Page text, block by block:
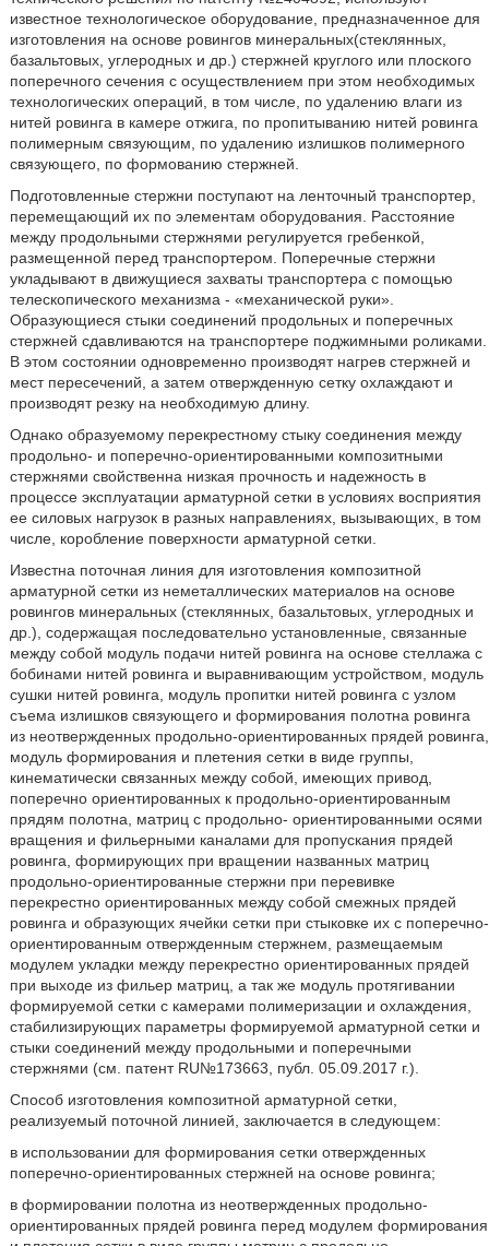
известное технологическое оборудование, предназначенное для
изготовления на основе ровингов минеральных(стеклянных,
базальтовых, углеродных и др.) стержней круглого или плоского
поперечного сечения с осуществлением при этом необходимых
технологических операций, в том числе, по удалению влаги из
нитей ровинга в камере отжига, по пропитыванию нитей ровинга
полимерным связующим, по удалению излишков полимерного
связующего, по формованию стержней.
Подготовленные стержни поступают на ленточный транспортер,
перемещающий их по элементам оборудования. Расстояние
между продольными стержнями регулируется гребенкой,
размещенной перед транспортером. Поперечные стержни
укладывают в движущиеся захваты транспортера с помощью
телескопического механизма - «механической руки».
Образующиеся стыки соединений продольных и поперечных
стержней сдавливаются на транспортере поджимными роликами.
В этом состоянии одновременно производят нагрев стержней и
мест пересечений, а затем отвержденную сетку охлаждают и
производят резку на необходимую длину.
Однако образуемому перекрестному стыку соединения между
продольно- и поперечно-ориентированными композитными
стержнями свойственна низкая прочность и надежность в
процессе эксплуатации арматурной сетки в условиях восприятия
ее силовых нагрузок в разных направлениях, вызывающих, в том
числе, коробление поверхности арматурной сетки.
Известна поточная линия для изготовления композитной
арматурной сетки из неметаллических материалов на основе
ровингов минеральных (стеклянных, базальтовых, углеродных и
др.), содержащая последовательно установленные, связанные
между собой модуль подачи нитей ровинга на основе стеллажа с
бобинами нитей ровинга и выравнивающим устройством, модуль
сушки нитей ровинга, модуль пропитки нитей ровинга с узлом
съема излишков связующего и формирования полотна ровинга
из неотвержденных продольно-ориентированных прядей ровинга,
модуль формирования и плетения сетки в виде группы,
кинематически связанных между собой, имеющих привод,
поперечно ориентированных к продольно-ориентированным
прядям полотна, матриц с продольно- ориентированными осями
вращения и фильерными каналами для пропускания прядей
ровинга, формирующих при вращении названных матриц
продольно-ориентированные стержни при перевивке
перекрестно ориентированных между собой смежных прядей
ровинга и образующих ячейки сетки при стыковке их с поперечно-
ориентированным отвержденным стержнем, размещаемым
модулем укладки между перекрестно ориентированных прядей
при выходе из фильер матриц, а так же модуль протягивании
формируемой сетки с камерами полимеризации и охлаждения,
стабилизирующих параметры формируемой арматурной сетки и
стыки соединений между продольными и поперечными
стержнями (см. патент RU№173663, публ. 05.09.2017 г.).
Способ изготовления композитной арматурной сетки,
реализуемый поточной линией, заключается в следующем:
в использовании для формирования сетки отвержденных
поперечно-ориентированных стержней на основе ровинга;
в формировании полотна из неотвержденных продольно-
ориентированных прядей ровинга перед модулем формирования